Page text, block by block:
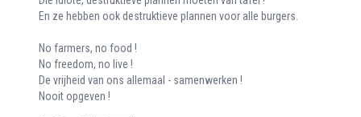
En ze hebben ook destruktieve plannen voor alle burgers.
No farmers, no food !
No freedom, no live !
De vrijheid van ons allemaal - samenwerken !
Nooit opgeven !